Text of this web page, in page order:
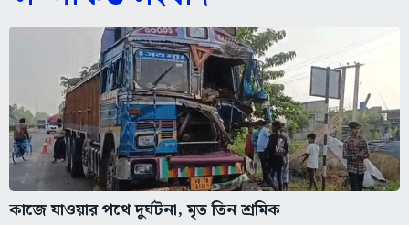
কাজে যাওয়ার পথে দুর্ঘটনা, মৃত তিন শ্রমিক